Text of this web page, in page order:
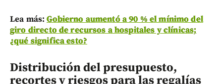
Lea más:Gobierno aumentó a 90 % el mínimo del
giro directo de recursos a hospitales y clínicas;
¿qué significa esto?
Distribución del presupuesto,
recortes y riesgos para las regalías